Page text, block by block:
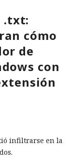
.txt:
cómo
de
con
infiltrarse en la